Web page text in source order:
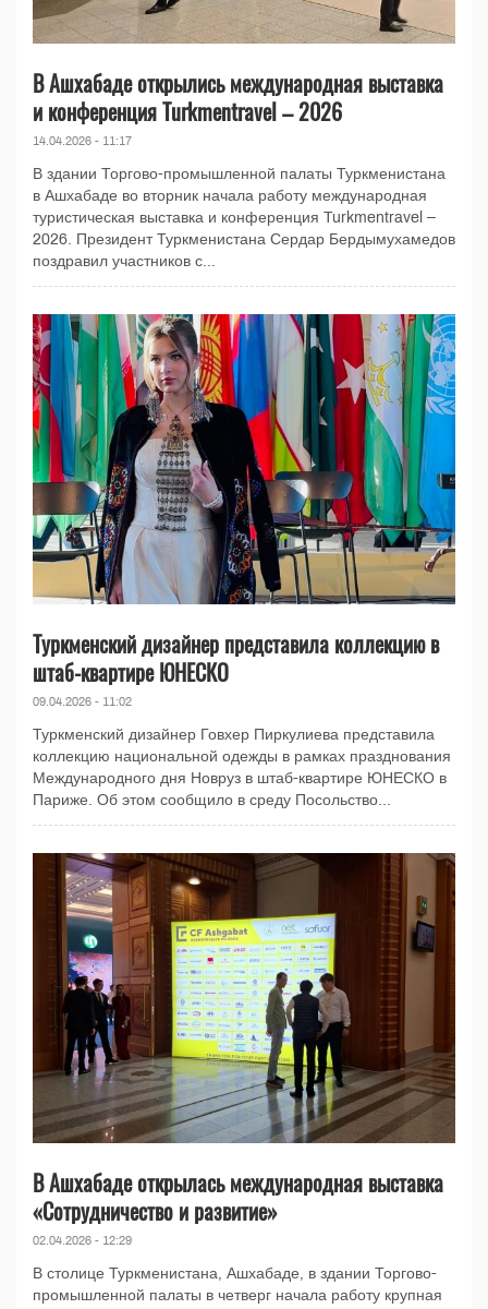
В Ашхабаде открылись международная выставка
и конференция Turkmentravel – 2026
14.04.2026 - 11:17
В здании Торгово-промышленной палаты Туркменистана
в Ашхабаде во вторник начала работу международная
туристическая выставка и конференция Turkmentravel –
2026. Президент Туркменистана Сердар Бердымухамедов
поздравил участников с...
Туркменский дизайнер представила коллекцию в
штаб-квартире ЮНЕСКО
09.04.2026 - 11:02
Туркменский дизайнер Говхер Пиркулиева представила
коллекцию национальной одежды в рамках празднования
Международного дня Новруз в штаб-квартире ЮНЕСКО в
Париже. Об этом сообщило в среду Посольство...
В Ашхабаде открылась международная выставка
«Сотрудничество и развитие»
02.04.2026 - 12:29
В столице Туркменистана, Ашхабаде, в здании Торгово-
промышленной палаты в четверг начала работу крупная